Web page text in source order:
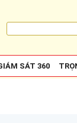
SÁT 360